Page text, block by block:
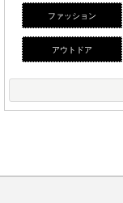
ファッション
アウトドア